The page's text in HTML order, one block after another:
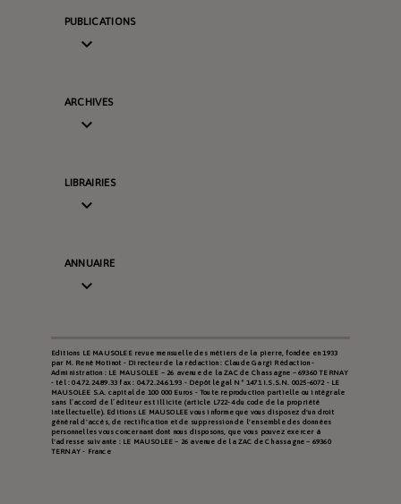
PUBLICATIONS

ARCHIVES

LIBRAIRIES

ANNUAIRE

Editions LE MAUSOLEE revue mensuelle des métiers de la pierre, fondée en 1933
par M. René Motinot - Directeur de la rédaction : Claude Gargi Rédaction -
Administration : LE MAUSOLEE – 26 avenue de la ZAC de Chassagne – 69360 TERNAY
- tél : 04.72.24.89.33 fax : 04.72.24.61.93 - Dépôt légal N° 1471 I.S.S.N. 0025-6072 - LE
MAUSOLEE S.A. capital de 100 000 Euros - Toute reproduction partielle ou intégrale
sans l’accord de l’éditeur est illicite (article L722-4 du code de la propriété
intellectuelle). Editions LE MAUSOLEE vous informe que vous disposez d'un droit
général d'accès, de rectification et de suppression de l'ensemble des données
personnelles vous concernant dont nous disposons, que vous pouvez exercer à
l'adresse suivante : LE MAUSOLEE – 26 avenue de la ZAC de Chassagne – 69360
TERNAY - France